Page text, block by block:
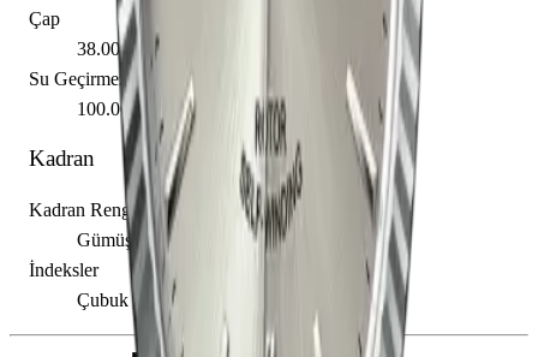
Çap
38.00 mm
Su Geçirmezlik
100.00 m
Kadran
Kadran Rengi
Gümüş
İndeksler
Çubuk / Nokta